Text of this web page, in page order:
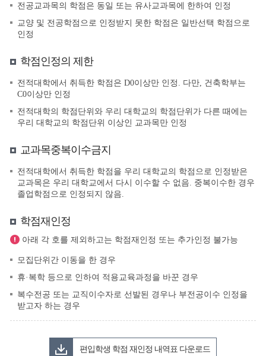
전공교과목의 학점은 동일 또는 유사교과목에 한하여 인정
교양 및 전공학점으로 인정받지 못한 학점은 일반선택 학점으로
인정
학점인정의 제한
전적대학에서 취득한 학점은 D0이상만 인정. 다만, 건축학부는
C0이상만 인정
전적대학의 학점단위와 우리 대학교의 학점단위가 다른 때에는
우리 대학교의 학점단위 이상인 교과목만 인정
교과목중복이수금지
전적대학에서 취득한 학점을 우리 대학교의 학점으로 인정받은
교과목은 우리 대학교에서 다시 이수할 수 없음. 중복이수한 경우
졸업학점으로 인정되지 않음.
학점재인정
아래 각 호를 제외하고는 학점재인정 또는 추가인정 불가능
모집단위간 이동을 한 경우
휴·복학 등으로 인하여 적용교육과정을 바꾼 경우
복수전공 또는 교직이수자로 선발된 경우나 부전공이수 인정을
받고자 하는 경우
편입학생 학점 재인정 내역표 다운로드